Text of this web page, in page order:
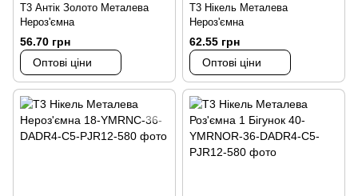
Т3 Антік Золото Металева
Нероз'ємна
56.70 грн
Оптові ціни
Т3 Нікель Металева
Нероз'ємна
62.55 грн
Оптові ціни